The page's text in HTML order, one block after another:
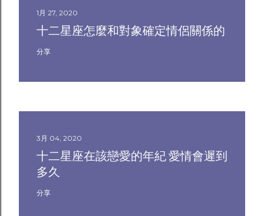
1月 27, 2020
十二星座怎麼和對象確定情侶關係的
分享
3月 04, 2020
十二星座在該戀愛的年紀 愛情會遲到
多久
分享